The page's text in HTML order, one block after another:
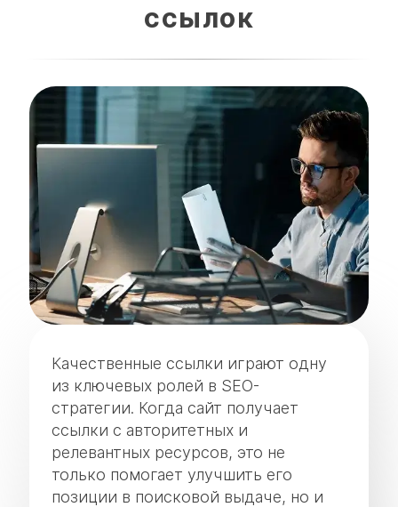
ссылок
Качественные ссылки играют одну
из ключевых ролей в SEO-
стратегии. Когда сайт получает
ссылки с авторитетных и
релевантных ресурсов, это не
только помогает улучшить его
позиции в поисковой выдаче, но и